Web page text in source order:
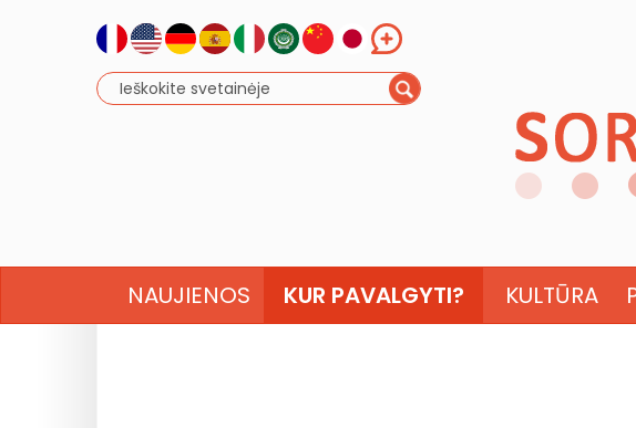
NAUJIENOS KUR PAVALGYTI? KULTŪRA